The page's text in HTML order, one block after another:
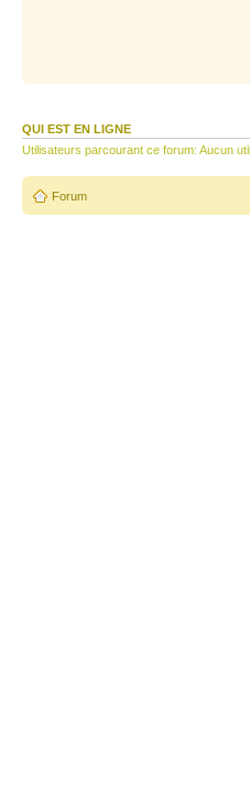
QUI EST EN LIGNE
Utilisateurs parcourant ce forum: Aucun
Forum